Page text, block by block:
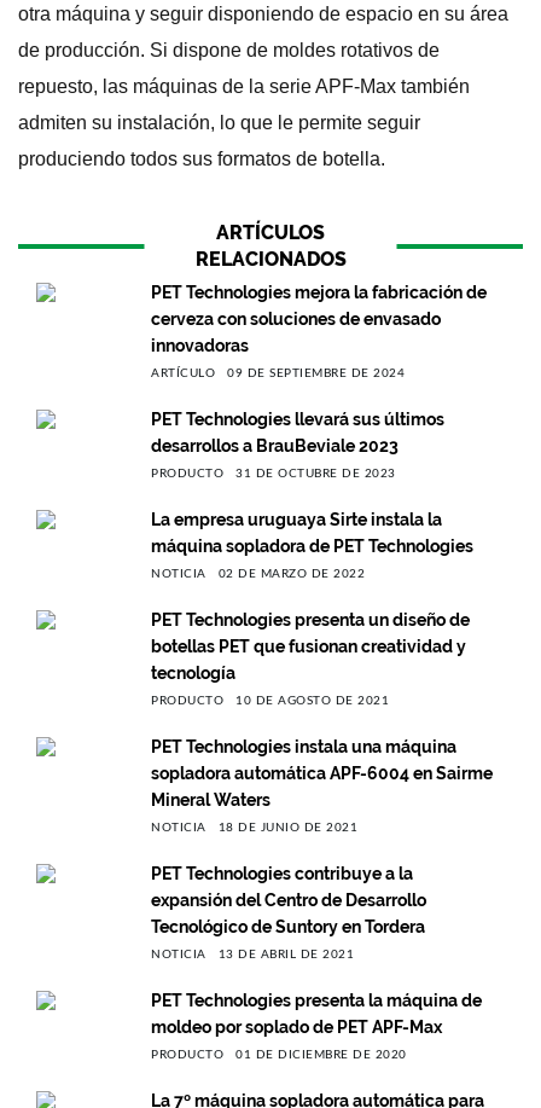
otra máquina y seguir disponiendo de espacio en su área
de producción. Si dispone de moldes rotativos de
repuesto, las máquinas de la serie APF-Max también
admiten su instalación, lo que le permite seguir
produciendo todos sus formatos de botella.
ARTÍCULOS
RELACIONADOS
PET Technologies mejora la fabricación de
cerveza con soluciones de envasado
innovadoras
ARTÍCULO 09 DE SEPTIEMBRE DE 2024
PET Technologies llevará sus últimos
desarrollos a BrauBeviale 2023
PRODUCTO 31 DE OCTUBRE DE 2023
La empresa uruguaya Sirte instala la
máquina sopladora de PET Technologies
NOTICIA 02 DE MARZO DE 2022
PET Technologies presenta un diseño de
botellas PET que fusionan creatividad y
tecnología
PRODUCTO 10 DE AGOSTO DE 2021
PET Technologies instala una máquina
sopladora automática APF-6004 en Sairme
Mineral Waters
NOTICIA 18 DE JUNIO DE 2021
PET Technologies contribuye a la
expansión del Centro de Desarrollo
Tecnológico de Suntory en Tordera
NOTICIA 13 DE ABRIL DE 2021
PET Technologies presenta la máquina de
moldeo por soplado de PET APF-Max
PRODUCTO 01 DE DICIEMBRE DE 2020
La 7º máquina sopladora automática para